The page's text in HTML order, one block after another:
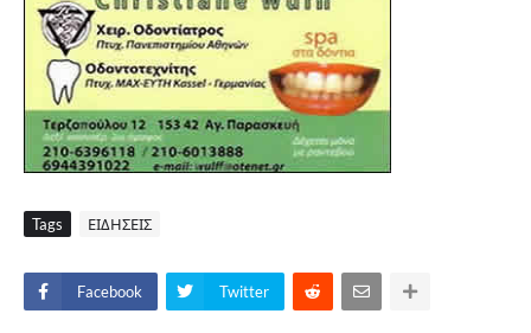
Tags ΕΙΔΗΣΕΙΣ
Facebook Twitter